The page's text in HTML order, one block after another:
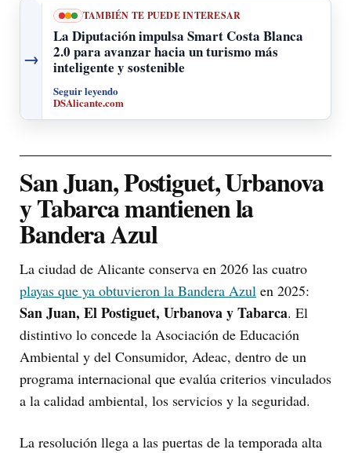
→
TAMBIÉN TE PUEDE INTERESAR
La Diputación impulsa Smart Costa Blanca
2.0 para avanzar hacia un turismo más
inteligente y sostenible
Seguir leyendo
DSAlicante.com
San Juan, Postiguet, Urbanova
y Tabarca mantienen la
Bandera Azul
La ciudad de Alicante conserva en 2026 las cuatro
playas que ya obtuvieron la Bandera Azul en 2025:
San Juan, El Postiguet, Urbanova y Tabarca. El
distintivo lo concede la Asociación de Educación
Ambiental y del Consumidor, Adeac, dentro de un
programa internacional que evalúa criterios vinculados
a la calidad ambiental, los servicios y la seguridad.
La resolución llega a las puertas de la temporada alta